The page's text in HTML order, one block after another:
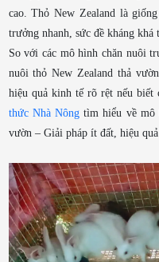
cao. Thỏ New Zealand là
trưởng nhanh, sức đề kháng
So với các mô hình chăn nuôi
nuôi thỏ New Zealand thả
hiệu quả kinh tế rõ rệt nếu biết
thức Nhà Nôngtìm hiểu về mô
vườn – Giải pháp ít đất, hiệu quả